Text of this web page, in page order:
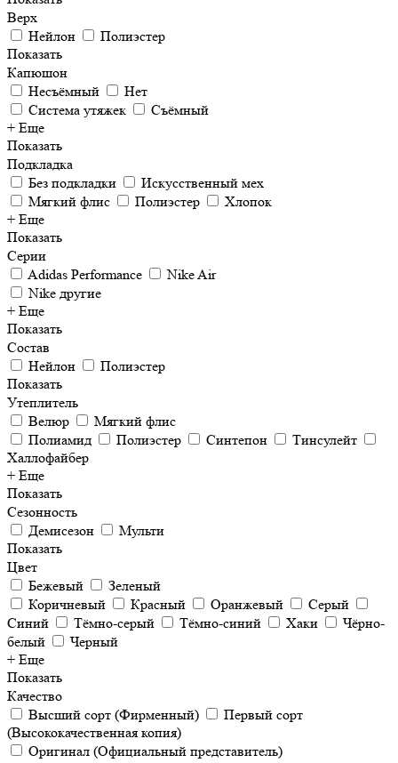
Верх
Нейлон
Полиэстер
Показать
Капюшон
Несъёмный
Нет
Система утяжек
Съёмный
+ Еще
Показать
Подкладка
Без подкладки
Искусственный мех
Мягкий флис
Полиэстер
Хлопок
+ Еще
Показать
Серии
Adidas Performance
Nike Air
Nike другие
+ Еще
Показать
Состав
Нейлон
Полиэстер
Показать
Утеплитель
Велюр
Мягкий флис
Полиамид
Полиэстер Синтепон
Тинсулейт
Халлофайбер
+ Еще
Показать
Сезонность
Демисезон
Мульти
Показать
Цвет
Бежевый
Зеленый
Коричневый
Красный Оранжевый
Серый
Синий
Тёмно-серый Тёмно-синий Хаки
Чёрно-
белый
Черный
+ Еще
Показать
Качество
Высший сорт (Фирменный)
Первый сорт
(Высококачественная копия)
Оригинал (Официальный представитель)